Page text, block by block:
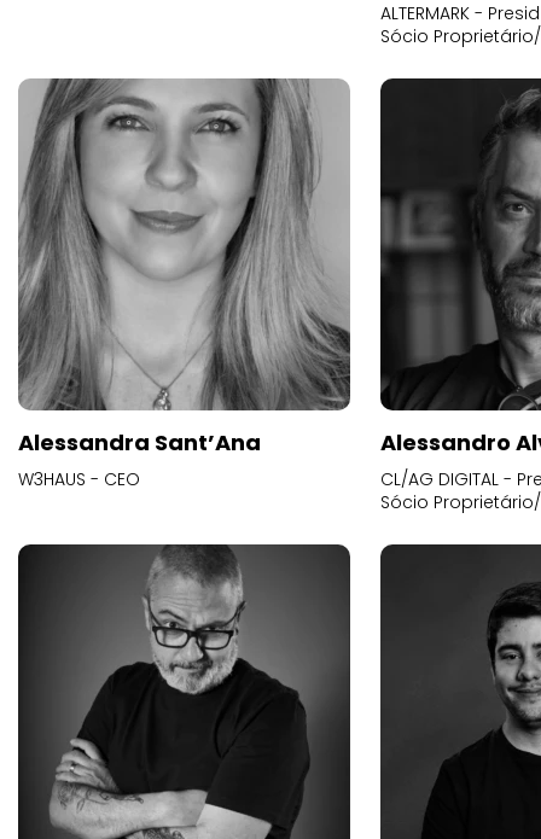
ALTERMARK -
Sócio
Alessandra Sant’Ana
W3HAUS - CEO
Alessandro
CL/AG DIGITAL -
Sócio